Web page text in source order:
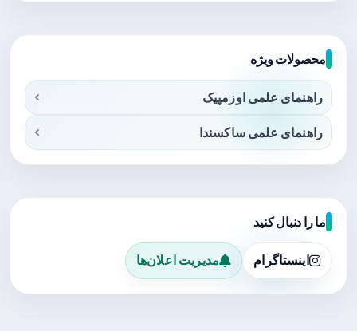
محصولات ویژه
راهنمای علمی اوزمپیک
راهنمای علمی ساکسندا
ما را دنبال کنید
اینستاگرام مدیریت اعلان‌ها